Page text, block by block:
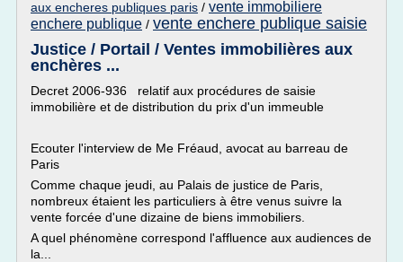
aux encheres publiques paris / vente immobiliere
enchere publique / vente enchere publique saisie
Justice / Portail / Ventes immobilières aux
enchères ...
Decret 2006-936 relatif aux procédures de saisie
immobilière et de distribution du prix d'un immeuble
Ecouter l'interview de Me Fréaud, avocat au barreau de
Paris
Comme chaque jeudi, au Palais de justice de Paris,
nombreux étaient les particuliers à être venus suivre la
vente forcée d'une dizaine de biens immobiliers.
A quel phénomène correspond l'affluence aux audiences de
la...